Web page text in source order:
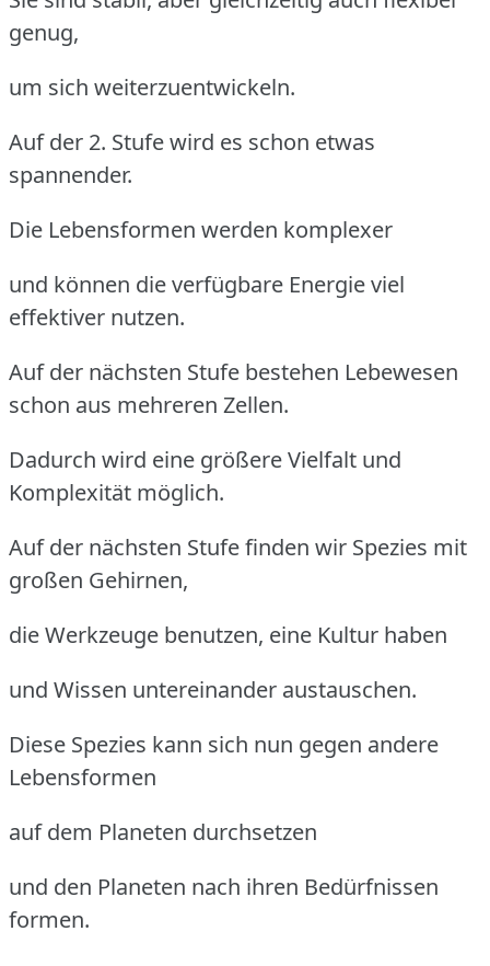
genug,
um sich weiterzuentwickeln.
Auf der 2. Stufe wird es schon etwas
spannender.
Die Lebensformen werden komplexer
und können die verfügbare Energie viel
effektiver nutzen.
Auf der nächsten Stufe bestehen Lebewesen
schon aus mehreren Zellen.
Dadurch wird eine größere Vielfalt und
Komplexität möglich.
Auf der nächsten Stufe finden wir Spezies mit
großen Gehirnen,
die Werkzeuge benutzen, eine Kultur haben
und Wissen untereinander austauschen.
Diese Spezies kann sich nun gegen andere
Lebensformen
auf dem Planeten durchsetzen
und den Planeten nach ihren Bedürfnissen
formen.